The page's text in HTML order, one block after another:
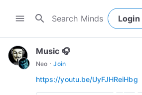
menu search Login
Music 🎧
Neo · Join
https://youtu.be/UyFJHReiHbg